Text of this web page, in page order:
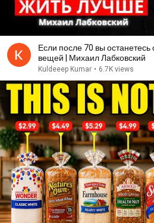
Если после 70 вы останетесь
вещей | Михаил Лабковский
Kuldeeep Kumar • 6.7K views